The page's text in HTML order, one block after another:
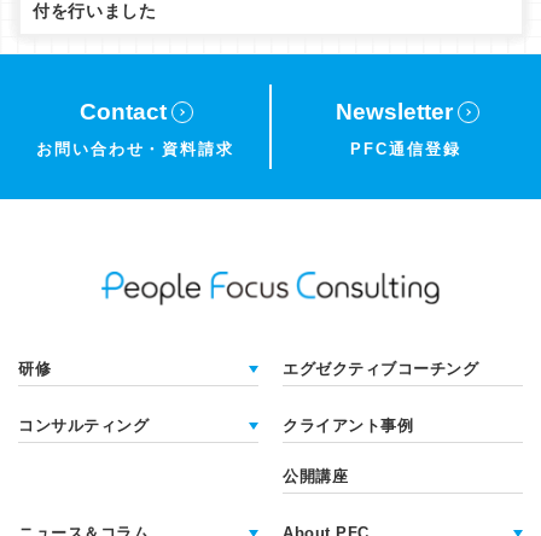
付を行いました
Contact
お問い合わせ・ 資料請求
Newsletter
PFC通信登録
研修 エグゼクティブコーチング
コンサルティング クライアント事例
公開講座